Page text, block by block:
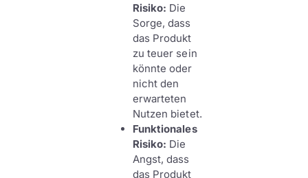
Risiko: Die
Sorge, dass
das Produkt
zu teuer sein
könnte oder
nicht den
erwarteten
Nutzen bietet.
Funktionales
Risiko: Die
Angst, dass
das Produkt